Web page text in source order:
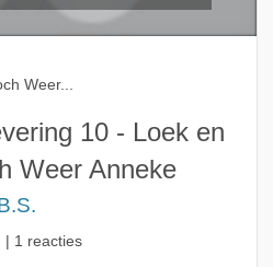
Weer...
10 - Loek en
Weer Anneke
| 1 reacties